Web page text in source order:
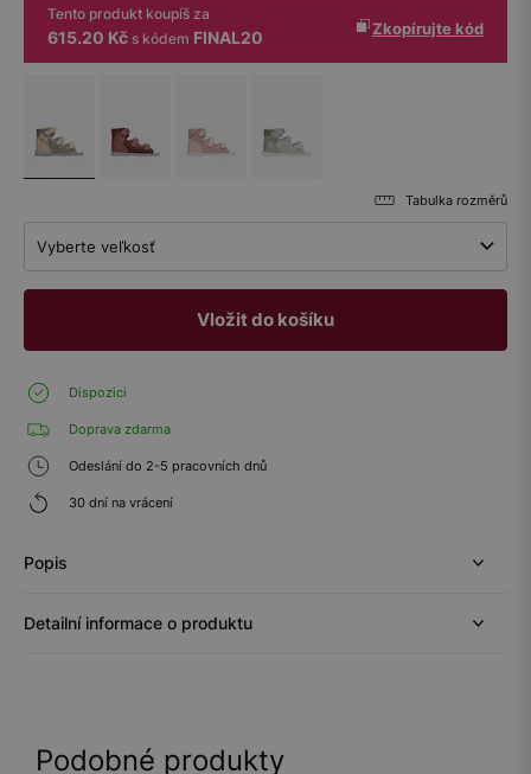
Tento produkt koupíš za
615.20 Kč s kódem FINAL20 Zkopírujte kód
Tabulka rozměrů
Vyberte veľkosť
Vložit do košíku
Dispozici
Doprava zdarma
Odeslání do 2-5 pracovních dnů
30 dní na vrácení
Popis
Detailní informace o produktu
Podobné produkty